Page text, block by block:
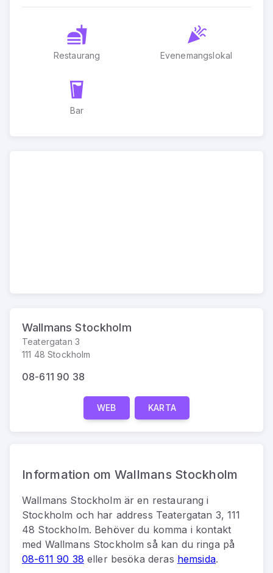
Restaurang Evenemangslokal
Bar
Wallmans Stockholm
Teatergatan 3
111 48 Stockholm
08-611 90 38
WEB KARTA
Information om Wallmans Stockholm
Wallmans Stockholm ären restaurang i
Stockholm och har address Teatergatan 3, 111
48 Stockholm. Behöver du komma i kontakt
med Wallmans Stockholm så kan du ringa på
08-611 90 38 eller besöka deras hemsida.